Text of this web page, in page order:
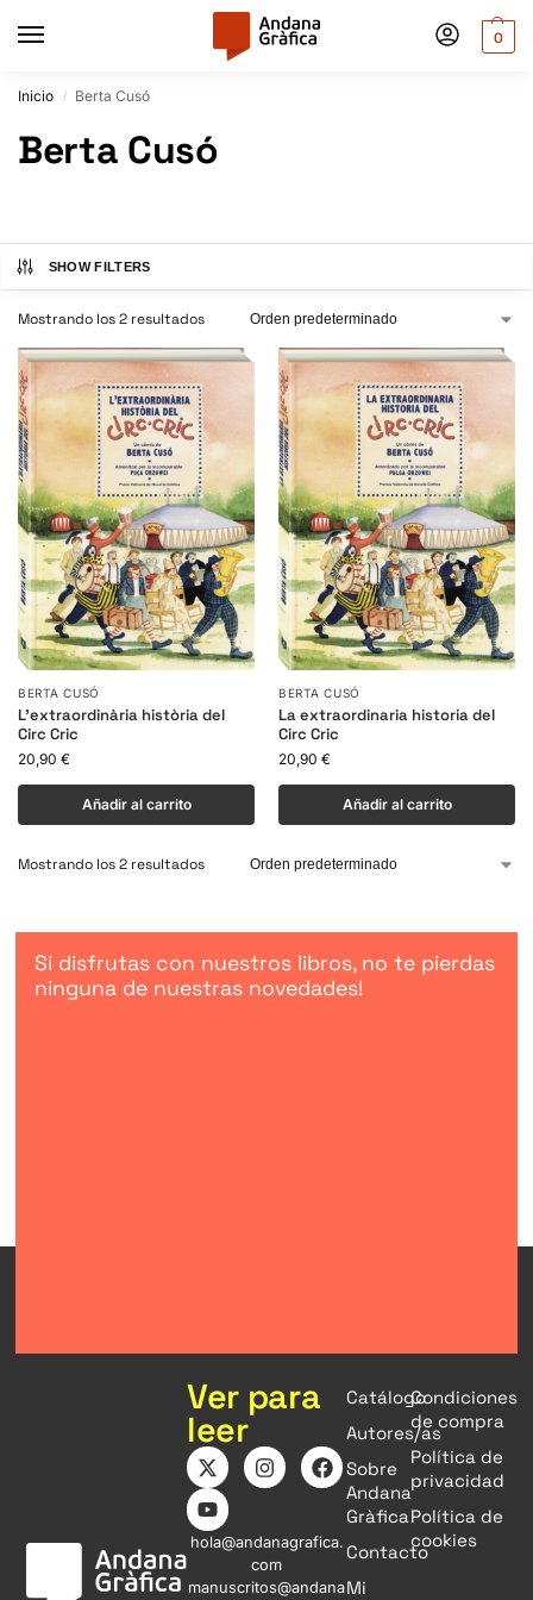
0
Inicio / Berta Cusó
Berta Cusó
SHOW FILTERS
Mostrando los 2 resultados
BERTA CUSÓ
L’extraordinària història del
Circ Cric
20,90 €
Añadir al carrito
BERTA CUSÓ
La extraordinaria historia del
Circ Cric
20,90 €
Añadir al carrito
Mostrando los 2 resultados
Si disfrutas con nuestros libros, no te pierdas
ninguna de nuestras novedades!
Ver para
leer
hola@andanagrafica.
com
manuscritos@andana
Catálogo
Autores/as
Sobre
Andana
Gràfica
Contacto
Mi
Condiciones
de compra
Política de
privacidad
Política de
cookies